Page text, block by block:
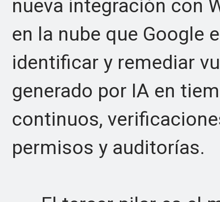
nueva integración con
en la nube que Google
identificar y remediar
generado por IA en
continuos,
permisos y auditorías.